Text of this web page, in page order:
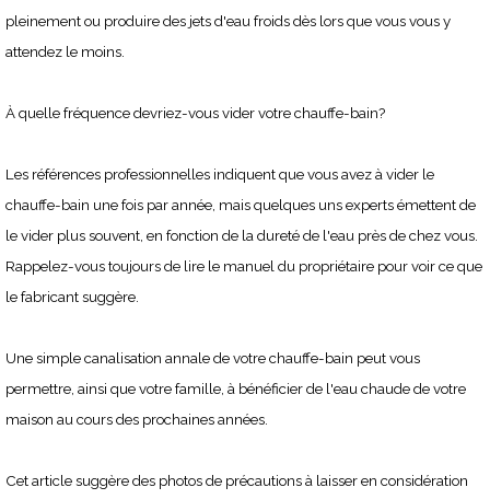
pleinement ou produire des jets d'eau froids dès lors que vous vous y
attendez le moins.
À quelle fréquence devriez-vous vider votre chauffe-bain?
Les références professionnelles indiquent que vous avez à vider le
chauffe-bain une fois par année, mais quelques uns experts émettent de
le vider plus souvent, en fonction de la dureté de l'eau près de chez vous.
Rappelez-vous toujours de lire le manuel du propriétaire pour voir ce que
le fabricant suggère.
Une simple canalisation annale de votre chauffe-bain peut vous
permettre, ainsi que votre famille, à bénéficier de l'eau chaude de votre
maison au cours des prochaines années.
Cet article suggère des photos de précautions à laisser en considération